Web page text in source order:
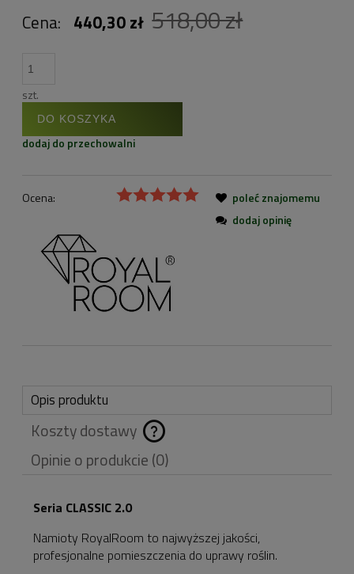
Cena: 440,30 zł 518,00 zł
szt.
DO KOSZYKA
dodaj do przechowalni
Ocena:
poleć znajomemu
dodaj opinię
Opis produktu
Koszty dostawy
Cena nie zawiera
ewentualnych kosztów
płatności
Opinie o produkcie (0)
Seria CLASSIC 2.0
Namioty RoyalRoom to najwyższej jakości,
profesjonalne pomieszczenia do uprawy roślin.